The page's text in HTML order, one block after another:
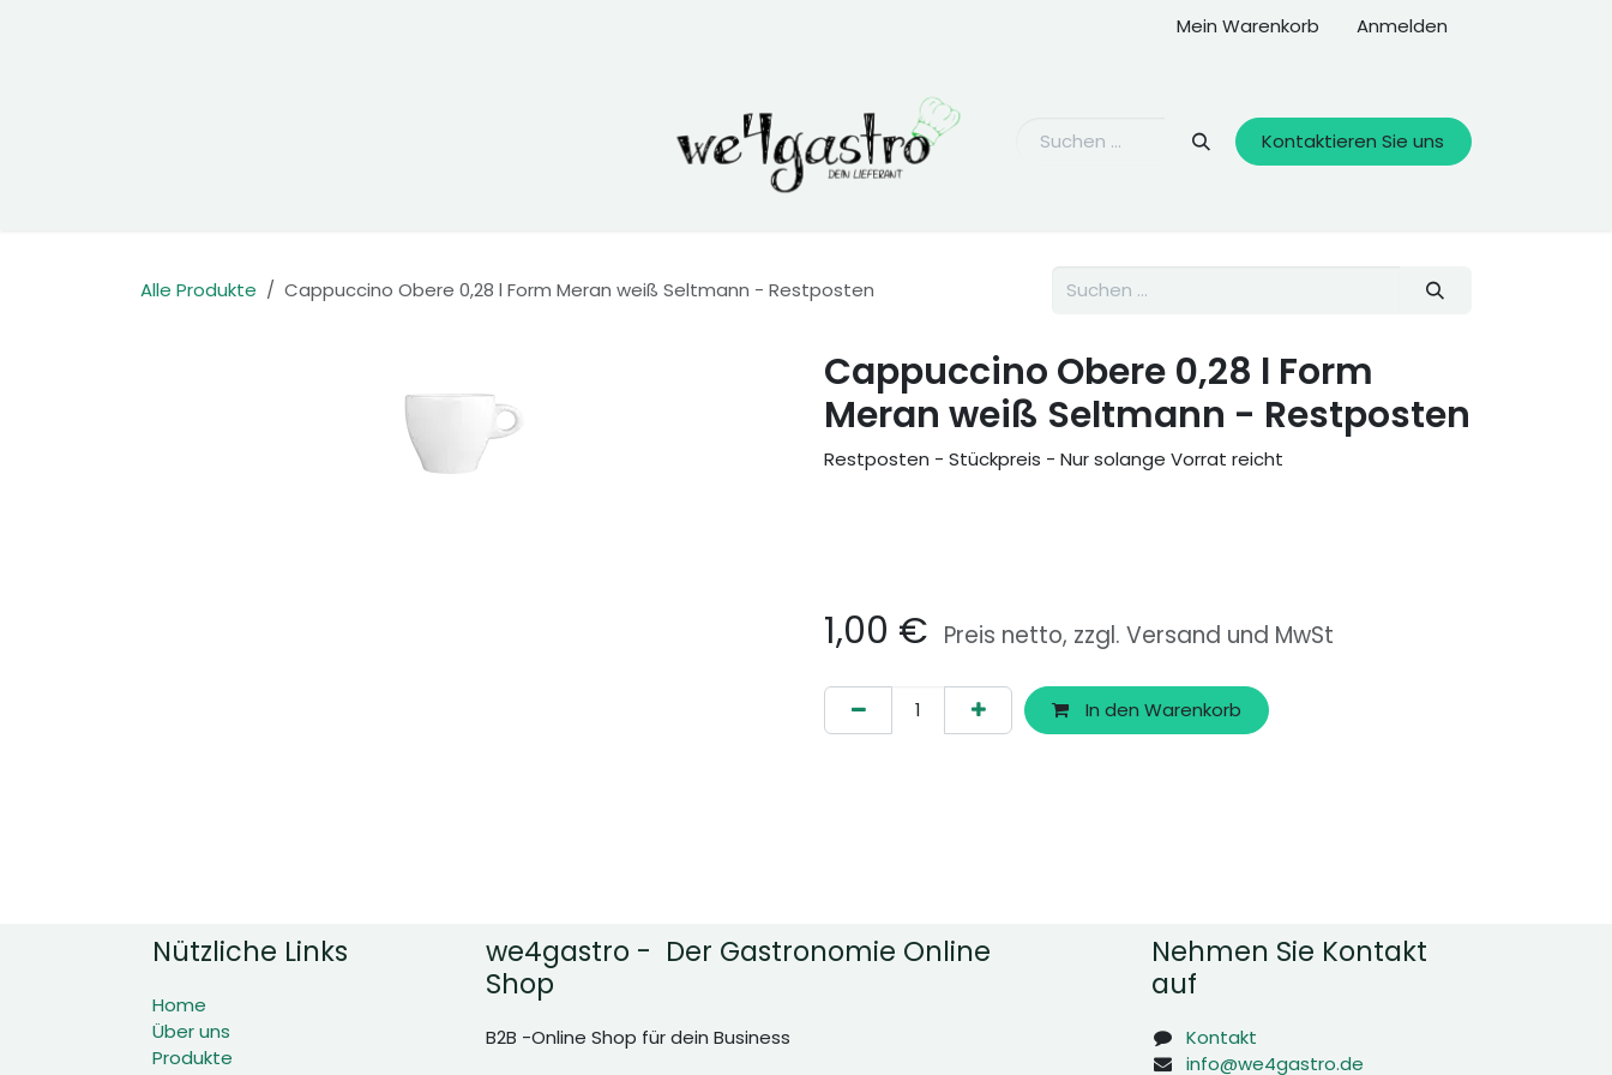
Mein Warenkorb Anmelden
Kontaktieren Sie uns
Alle Produkte Cappuccino Obere 0,28 l Form Meran weiß Seltmann - Restposten
Cappuccino Obere 0,28 l Form
Meran weiß Seltmann - Restposten
Restposten - Stückpreis - Nur solange Vorrat reicht
1,00 € Preis netto, zzgl. Versand und MwSt
In den Warenkorb
Nützliche Links
Home
Über uns
Produkte
we4gastro - Der Gastronomie Online
Shop
B2B -Online Shop für dein Business
Nehmen Sie Kontakt
auf
Kontakt
info@we4gastro.de